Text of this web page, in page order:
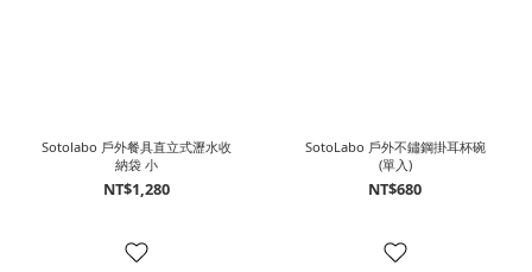
Sotolabo 戶外餐具直立式瀝水收
納袋 小
NT$1,280
SotoLabo 戶外不鏽鋼掛耳杯碗
(單入)
NT$680